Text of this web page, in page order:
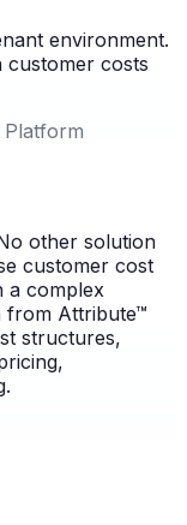
environment.
customer costs
Platform
other solution
customer cost
a complex
from Attribute™
structures,